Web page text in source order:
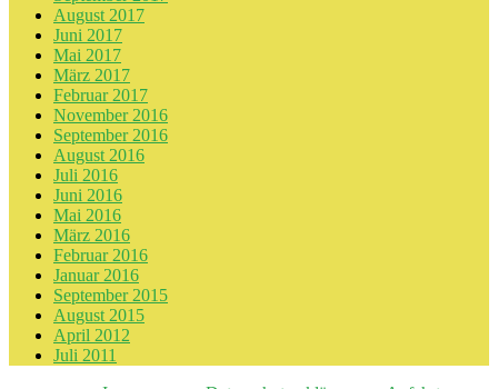
August 2017
Juni 2017
Mai 2017
März 2017
Februar 2017
November 2016
September 2016
August 2016
Juli 2016
Juni 2016
Mai 2016
März 2016
Februar 2016
Januar 2016
September 2015
August 2015
April 2012
Juli 2011